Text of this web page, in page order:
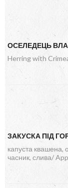
ОСЕЛЕДЕЦЬ
Herring with
ЗАКУСКА ПІД
капуста квашена,
часник, слива/